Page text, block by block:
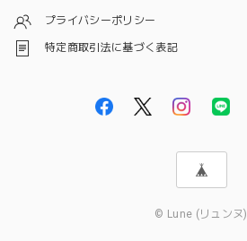
プライバシーポリシー
特定商取引法に基づく表記
© Lune (リュンヌ)